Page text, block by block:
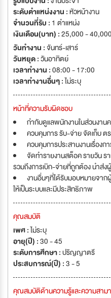
ระดับตำแหน่งงาน :หัวหน้างาน
จำนวนที่รับ : 1 ตำแหน่ง
เงินเดือน(บาท) :25,000 - 40,000
วันทำงาน :จันทร์-เสาร์
วันหยุด :วันอาทิตย์
เวลาทำงาน :08:00 - 17:00
เวลาทำงานอื่นๆ :ไม่ระบุ
หน้าที่ความรับผิดชอบ
กำกับดูแลพนักงานในส่วนงาน
ควบคุมการ รับ-จ่าย จัดเก็บ ต
ควบคุมการประสานงานเรื่อง
จัดทำรายงานสต็อค รายวัน ร
รวมถึงการเบิก-จ่ายที่ถูกต้อง นำส่ง
งานอื่นๆที่ได้รับมอบหมายจา
ให้เป็นระบบและมีประสิทธิภาพ
คุณสมบัติ
เพศ :ไม่ระบุ
อายุ(ปี) :30 - 45
ระดับการศึกษา :ปริญญาตรี
ประสบการณ์(ปี) :3 - 5
คุณสมบัติด้านความรู้และความสาม